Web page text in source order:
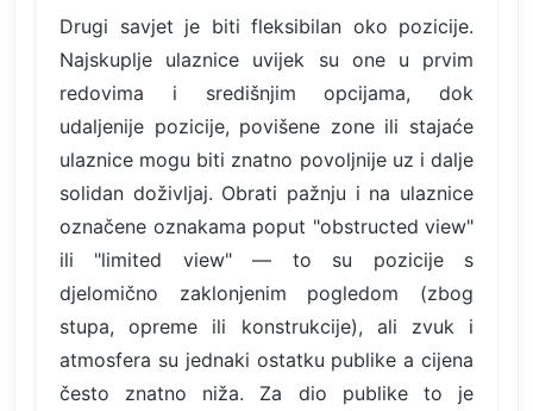
Drugi savjet je biti fleksibilan oko pozicije.
Najskuplje ulaznice uvijek su one u prvim
redovima i središnjim opcijama, dok
udaljenije pozicije, povišene zone ili stajaće
ulaznice mogu biti znatno povoljnije uz i dalje
solidan doživljaj. Obrati pažnju i na ulaznice
označene oznakama poput "obstructed view"
ili "limited view" — to su pozicije s
djelomično zaklonjenim pogledom (zbog
stupa, opreme ili konstrukcije), ali zvuk i
atmosfera su jednaki ostatku publike a cijena
često znatno niža. Za dio publike to je